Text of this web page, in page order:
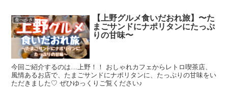
食べ歩き
【上野グルメ食いだおれ旅】〜た
まごサンドにナポリタンにたっぷ
りの甘味〜
今回ご紹介するのは…上野！！ おしゃれカフェからレトロ喫茶店、
風情あるお店で、たまごサンドにナポリタンに、たっぷりの甘味をい
ただきました♡ ぜひゆっくりご覧ください♪